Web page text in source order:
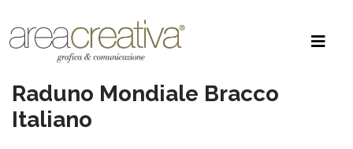
Raduno Mondiale Bracco
Italiano